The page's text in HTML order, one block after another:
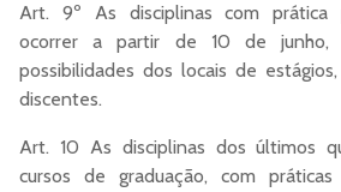
Art. 9º As disciplinas com prática
ocorrer a partir de 10 de junho,
possibilidades dos locais de
discentes.
Art. 10 As disciplinas dos últimos
cursos de graduação, com